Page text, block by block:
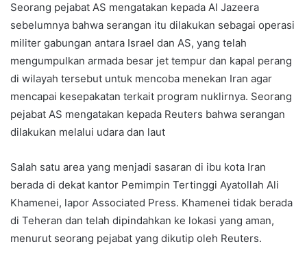
Seorang pejabat AS mengatakan kepada Al Jazeera
sebelumnya bahwa serangan itu dilakukan sebagai operasi
militer gabungan antara Israel dan AS, yang telah
mengumpulkan armada besar jet tempur dan kapal perang
di wilayah tersebut untuk mencoba menekan Iran agar
mencapai kesepakatan terkait program nuklirnya. Seorang
pejabat AS mengatakan kepada Reuters bahwa serangan
dilakukan melalui udara dan laut
Salah satu area yang menjadi sasaran di ibu kota Iran
berada di dekat kantor Pemimpin Tertinggi Ayatollah Ali
Khamenei, lapor Associated Press. Khamenei tidak berada
di Teheran dan telah dipindahkan ke lokasi yang aman,
menurut seorang pejabat yang dikutip oleh Reuters.